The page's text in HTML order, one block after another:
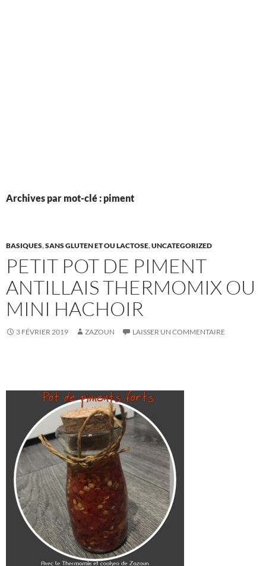
Archives par mot-clé : piment
BASIQUES,SANS GLUTEN ET OU LACTOSE,UNCATEGORIZED
PETIT POT DE PIMENT
ANTILLAIS THERMOMIX OU
MINI HACHOIR
3 FÉVRIER 2019 ZAZOUN LAISSER UN COMMENTAIRE